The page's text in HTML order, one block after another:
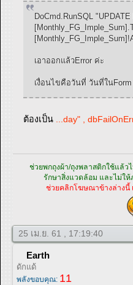
DoCmd.RunSQL
เอาออกแล้วError ค่ะ
เงื่อนไขคือวันที่ วันที่ใน
ต้องเป็น ...day" ,
ช่วยพกถุงผ้า/ถุงพลาสติกใช้แล้ว
รักษาสิ่งแวดล้อม และไม่ใ
ช่วยคลิกโฆษณาข้างล่างนี้
25 เม.ย. 61 , 17:19:40
Earth
ดักแด้
พลังขอบคุณ: 11